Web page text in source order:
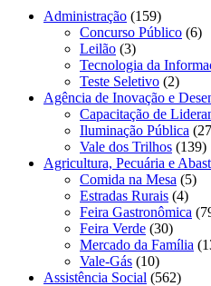
Administração (159)
Concurso Público (6)
Leilão (3)
Tecnologia da
Teste Seletivo (2)
Agência de Inovação e
Capacitação de
Iluminação Pública
Vale dos Trilhos (139)
Agricultura, Pecuária e
Comida na Mesa (5)
Estradas Rurais (4)
Feira Gastronômica
Feira Verde (30)
Mercado da Família
Vale-Gás (10)
Assistência Social (562)